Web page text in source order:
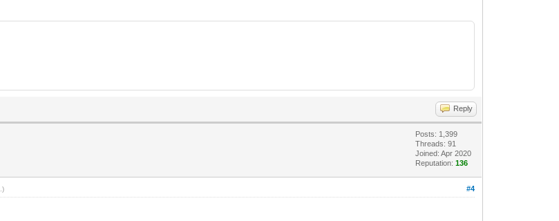
Reply
Posts: 1,399
Threads: 91
Joined: Apr 2020
Reputation:136
#4
.)